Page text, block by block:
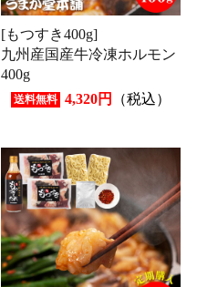
[もつすき400g]
九州産国産牛冷凍ホルモン
400g
送料無料 4,320円 （税込）